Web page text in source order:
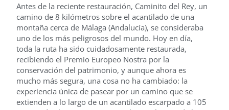
Antes de la reciente restauración, Caminito del Rey, un
camino de 8 kilómetros sobre el acantilado de una
montaña cerca de Málaga (Andalucía), se consideraba
uno de los más peligrosos del mundo. Hoy en día,
toda la ruta ha sido cuidadosamente restaurada,
recibiendo el Premio Europeo Nostra por la
conservación del patrimonio, y aunque ahora es
mucho más segura, una cosa no ha cambiado: la
experiencia única de pasear por un camino que se
extienden a lo largo de un acantilado escarpado a 105